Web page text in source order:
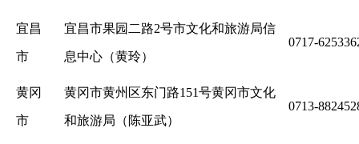
宜昌
市
宜昌市果园二路2号市文化和旅游局信
息中心（黄玲）
0717-
黄冈
市
黄冈市黄州区东门路151号黄冈市文化
和旅游局（陈亚武）
0713-